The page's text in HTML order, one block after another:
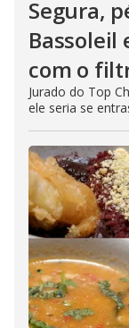
Segura,
Bassoleil
com o
Jurado do Top
ele seria se